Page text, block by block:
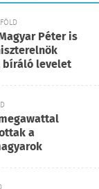
Péter is
levelet
a